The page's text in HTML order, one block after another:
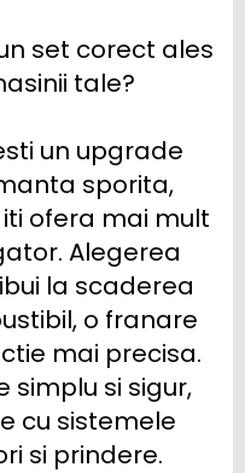
set corect ales
tale?
un upgrade
sporita,
ofera mai mult
Alegerea
la scaderea
o franare
mai precisa.
simplu si sigur,
cu sistemele
si prindere.